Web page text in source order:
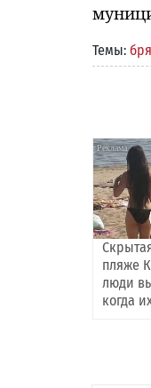
Темы:
пляже
люди
когда